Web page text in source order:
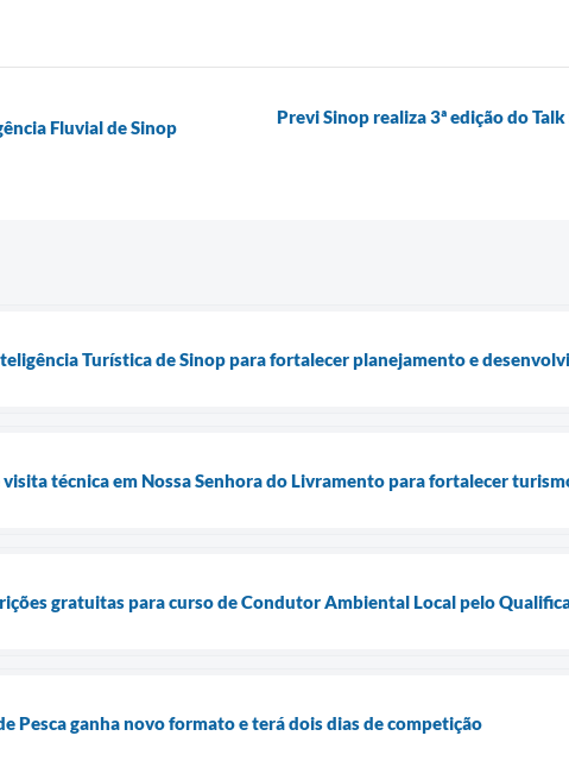
Fluvial de Sinop
Previ Sinop realiza 3ª edição do
Turística de Sinop para fortalecer planejamento e
técnica em Nossa Senhora do Livramento para fortalecer
gratuitas para curso de Condutor Ambiental Local pelo
Pesca ganha novo formato e terá dois dias de competição